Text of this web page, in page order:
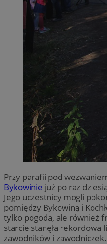
Przy parafii pod
Bykowinie już po raz
Jego uczestnicy mogli
pomiędzy Bykowiną i
tylko pogoda, ale również
starcie stanęła rekordowa
zawodników i zawodniczek.